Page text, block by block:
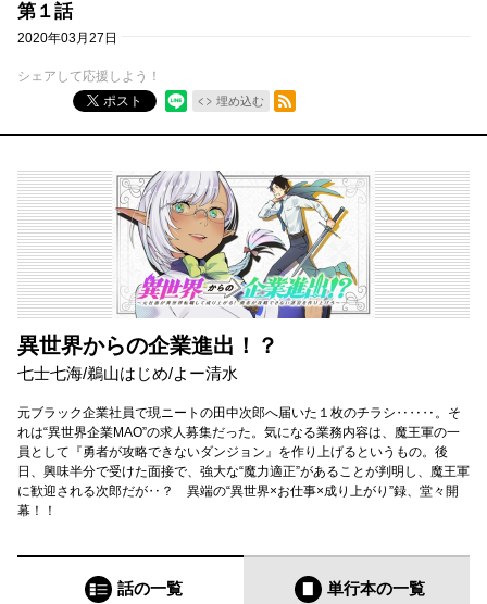
第１話
2020年03月27日
シェアして応援しよう！
ポスト
埋め込む
RSSフィード
異世界からの企業進出！？
七士七海/鵜山はじめ/よー清水
元ブラック企業社員で現ニートの田中次郎へ届いた１枚のチラシ‥‥‥。そ
れは“異世界企業MAO”の求人募集だった。気になる業務内容は、魔王軍の一
員として『勇者が攻略できないダンジョン』を作り上げるというもの。後
日、興味半分で受けた面接で、強大な“魔力適正”があることが判明し、魔王軍
に歓迎される次郎だが‥？ 異端の“異世界×お仕事×成り上がり”録、堂々開
幕！！
話の一覧 単行本の一覧